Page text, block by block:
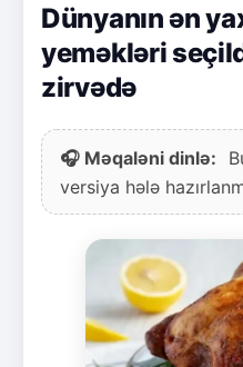
Dünyanın ən
yeməkləri
zirvədə
🎧 Məqaləni dinlə:
versiya hələ